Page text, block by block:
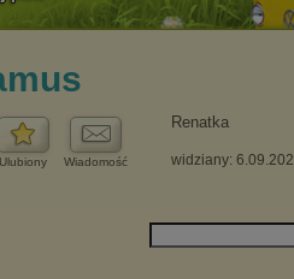
Ulubiony Wiadomość
Renatka
widziany: